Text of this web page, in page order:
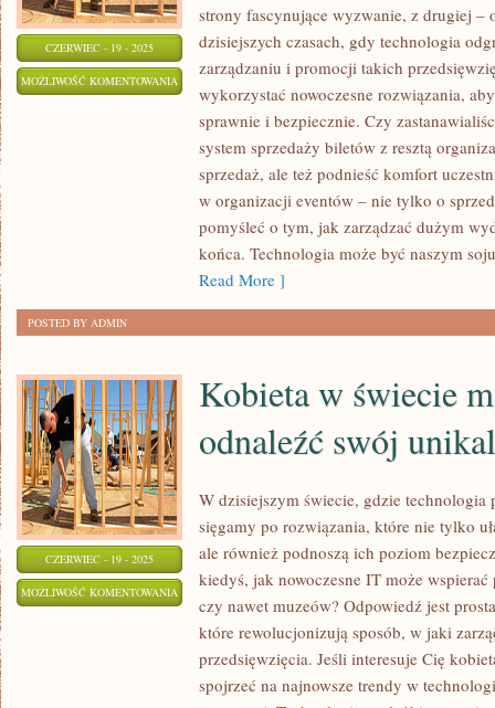
CZERWIEC - 19 - 2025
MOŻLIWOŚĆ KOMENTOWANIA
POPRAWNIE
PISAĆ
KAŻDEGO!
strony fascynujące wyzwanie, z drugiej –
dzisiejszych czasach, gdy technologia
zarządzaniu i promocji takich
wykorzystać nowoczesne rozwiązania,
sprawnie i bezpiecznie. Czy
system sprzedaży biletów z resztą
sprzedaż, ale też podnieść komfort
w organizacji eventów – nie tylko o
pomyśleć o tym, jak zarządzać dużym
końca. Technologia może być naszym
Read More ]
POSTED BY ADMIN
CZERWIEC - 19 - 2025
MOŻLIWOŚĆ KOMENTOWANIA
Kobieta w świecie
odnaleźć swój
W dzisiejszym świecie, gdzie technologia
sięgamy po rozwiązania, które nie tylko
ale również podnoszą ich poziom
kiedyś, jak nowoczesne IT może
czy nawet muzeów? Odpowiedź jest
które rewolucjonizują sposób, w jaki
przedsięwzięcia. Jeśli interesuje Cię
spojrzeć na najnowsze trendy w